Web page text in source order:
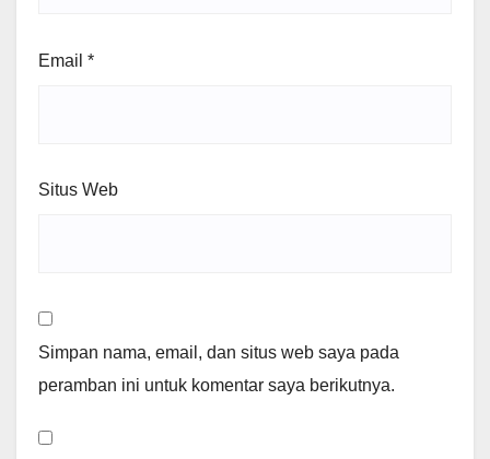
Email *
Situs Web
Simpan nama, email, dan situs web saya pada
peramban ini untuk komentar saya berikutnya.